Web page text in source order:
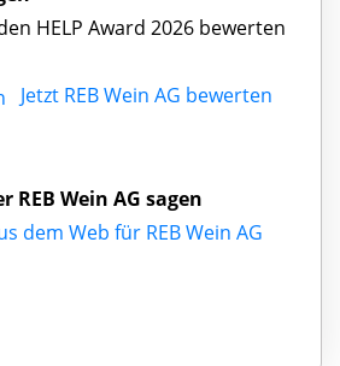
HELP Award 2026 bewerten
Jetzt REB Wein AG bewerten
REB Wein AG sagen
dem Web für REB Wein AG